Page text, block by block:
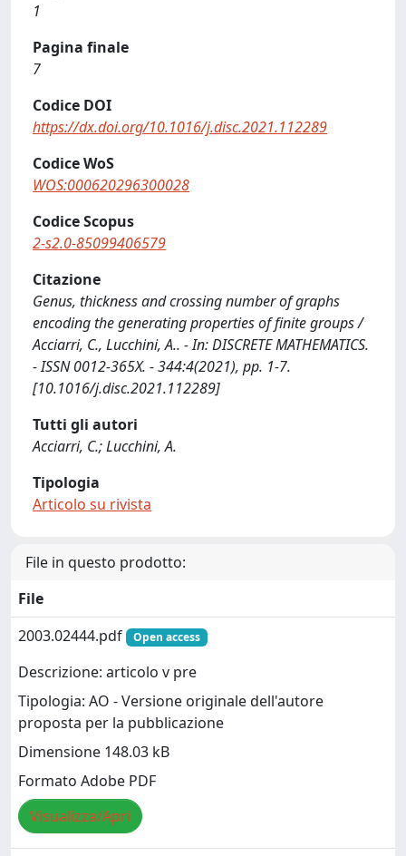
1
Pagina finale
7
Codice DOI
https://dx.doi.org/10.1016/j.disc.2021.112289
Codice WoS
WOS:000620296300028
Codice Scopus
2-s2.0-85099406579
Citazione
Genus, thickness and crossing number of graphs
encoding the generating properties of finite groups /
Acciarri, C., Lucchini, A.. - In: DISCRETE MATHEMATICS.
- ISSN 0012-365X. - 344:4(2021), pp. 1-7.
[10.1016/j.disc.2021.112289]
Tutti gli autori
Acciarri, C.; Lucchini, A.
Tipologia
Articolo su rivista
File in questo prodotto:
File
2003.02444.pdf
Open access
Descrizione: articolo v pre
Tipologia: AO - Versione originale dell'autore
proposta per la pubblicazione
Dimensione 148.03 kB
Formato Adobe PDF
Visualizza/Apri